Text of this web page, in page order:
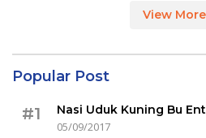
View More
Popular Post
#1
Nasi Uduk Kuning Bu
05/09/2017